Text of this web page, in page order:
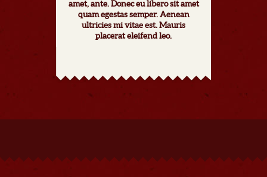
amet, ante. Donec eu libero sit amet
quam egestas semper. Aenean
ultricies mi vitae est. Mauris
placerat eleifend leo.